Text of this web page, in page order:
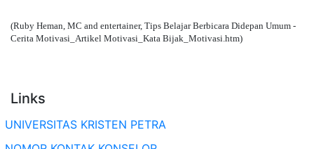
(Ruby Heman, MC and entertainer, Tips Belajar Berbicara Didepan Umum -
Cerita Motivasi_Artikel Motivasi_Kata Bijak_Motivasi.htm)
Links
UNIVERSITAS KRISTEN PETRA